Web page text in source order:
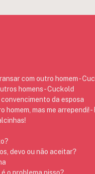
com outro homem -
homens - Cuckold
da esposa
homem, mas me arrependi!
devo ou não aceitar?
o problema nisso?